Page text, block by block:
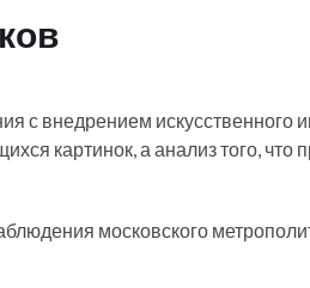
с внедрением искусственного
картинок, а анализ того, что
московского